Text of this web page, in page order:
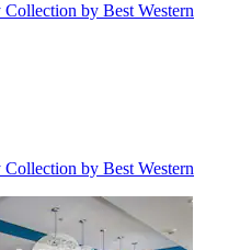
by Best Western
by Best Western